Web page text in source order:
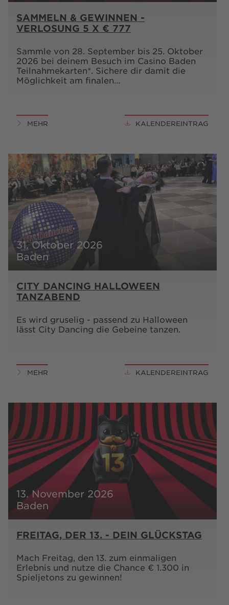
SAMMELN & GEWINNEN -
VERLOSUNG 5 X € 777
Sammle von 28. September bis 25. Oktober
2026 bei deinem Besuch im Casino Baden
Teilnahmekarten*. Sichere dir damit die
Möglichkeit am finalen…
MEHR KALENDEREINTRAG
31. Oktober 2026
Baden
CITY DANCING HALLOWEEN
TANZABEND
Es wird gruselig - passend zu Halloween
lässt City Dancing die Gebeine tanzen.
MEHR KALENDEREINTRAG
13. November 2026
Baden
FREITAG, DER 13. - DEIN GLÜCKSTAG
Mach Freitag, den 13. zum einmaligen
Erlebnis und nutze die Chance € 1.300 in
Spieljetons zu gewinnen!